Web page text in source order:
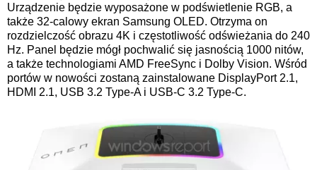
Urządzenie będzie wyposażone w podświetlenie RGB, a
także 32-calowy ekran Samsung OLED. Otrzyma on
rozdzielczość obrazu 4K i częstotliwość odświeżania do 240
Hz. Panel będzie mógł pochwalić się jasnością 1000 nitów,
a także technologiami AMD FreeSync i Dolby Vision. Wśród
portów w nowości zostaną zainstalowane DisplayPort 2.1,
HDMI 2.1, USB 3.2 Type-A i USB-C 3.2 Type-C.